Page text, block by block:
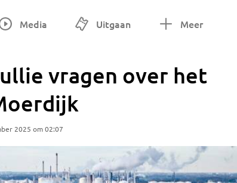
Media Uitgaan Meer
vragen over het
2025 om 02:07